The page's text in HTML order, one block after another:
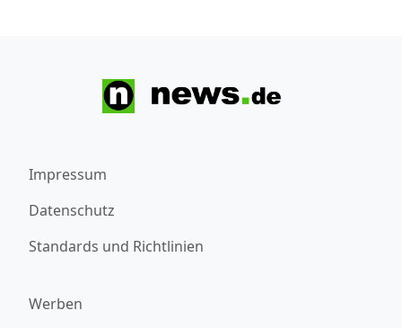
Impressum
Datenschutz
Standards und Richtlinien
Werben